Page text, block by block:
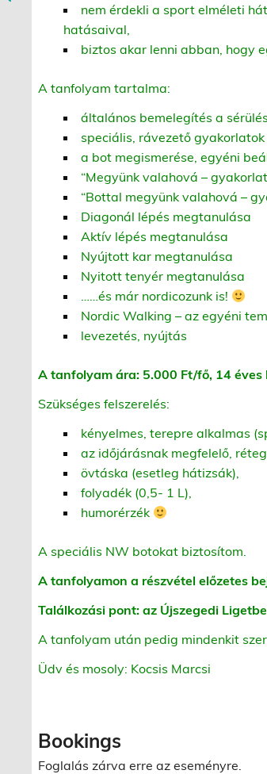
nem érdekli a sport elméleti
hatásaival,
biztos akar lenni abban, hogy
A tanfolyam tartalma:
általános bemelegítés a
speciális, rávezető
a bot megismerése, egyéni
“Megyünk valahová –
“Bottal megyünk valahová –
Diagonál lépés megtanulása
Aktív lépés megtanulása
Nyújtott kar megtanulása
Nyitott tenyér megtanulása
……és már nordicozunk is!
Nordic Walking – az egyéni
levezetés, nyújtás
A tanfolyam ára: 5.000 Ft/fő, 14
Szükséges felszerelés:
kényelmes, terepre alkalmas
az időjárásnak megfelelő,
övtáska (esetleg hátizsák),
folyadék (0,5- 1 L),
humorérzék
A speciális NW botokat biztosítom.
A tanfolyamon a részvétel előzetes
Találkozási pont: az Újszegedi
A tanfolyam után pedig mindenkit
Üdv és mosoly: Kocsis Marcsi
Bookings
Foglalás zárva erre az eseményre.